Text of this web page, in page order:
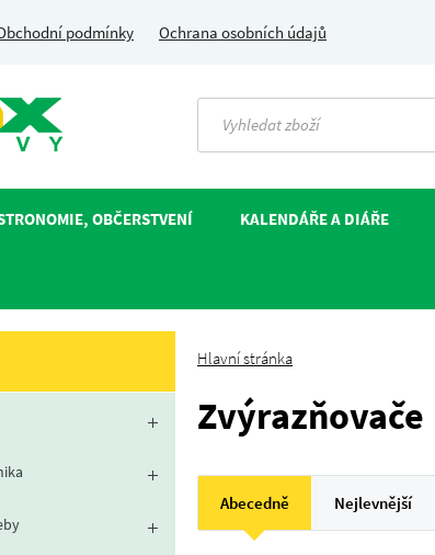
podmínky Ochrana osobních údajů
OBČERSTVENÍ KALENDÁŘE A DIÁŘE
Hlavní stránka
Zvýrazňovače
Abecedně Nejlevnější